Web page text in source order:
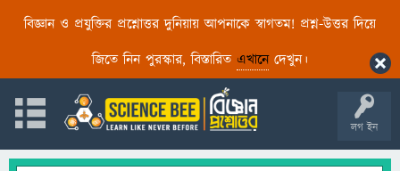
বিজ্ঞান ও প্রযুক্তির প্রশ্নোত্তর দুনিয়ায় আপনাকে স্বাগতম! প্রশ্ন-উত্তর দিয়ে
জিতে নিন পুরস্কার, বিস্তারিত এখানেদেখুন।
লগ ইন